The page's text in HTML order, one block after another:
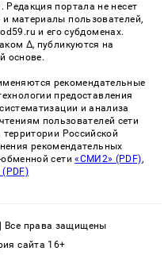
Редакция портала не несет
материалы пользователей,
и его субдоменах.
Δ, публикуются на
основе.
рекомендательные
предоставления
и анализа
пользователей сети
Российской
рекомендательных
обменной сети«СМИ2» (PDF),
(PDF)
Все права защищены
сайта 16+